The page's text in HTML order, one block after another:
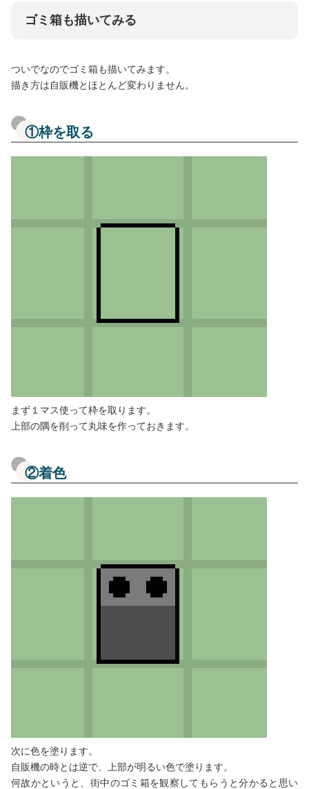
ゴミ箱も描いてみる
ついでなのでゴミ箱も描いてみます。
描き方は自販機とほとんど変わりません。
①枠を取る
まず１マス使って枠を取ります。
上部の隅を削って丸味を作っておきます。
②着色
次に色を塗ります。
自販機の時とは逆で、上部が明るい色で塗ります。
何故かというと、街中のゴミ箱を観察してもらうと分かると思い